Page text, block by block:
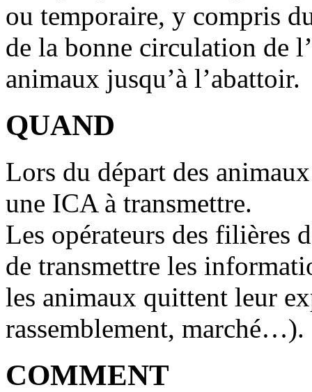
ou temporaire, y compris
de la bonne circulation de
animaux jusqu’à l’abattoir.
QUAND
Lors du départ des
une ICA à transmettre.
Les opérateurs des filières
de transmettre les
les animaux quittent leur
rassemblement, marché…).
COMMENT